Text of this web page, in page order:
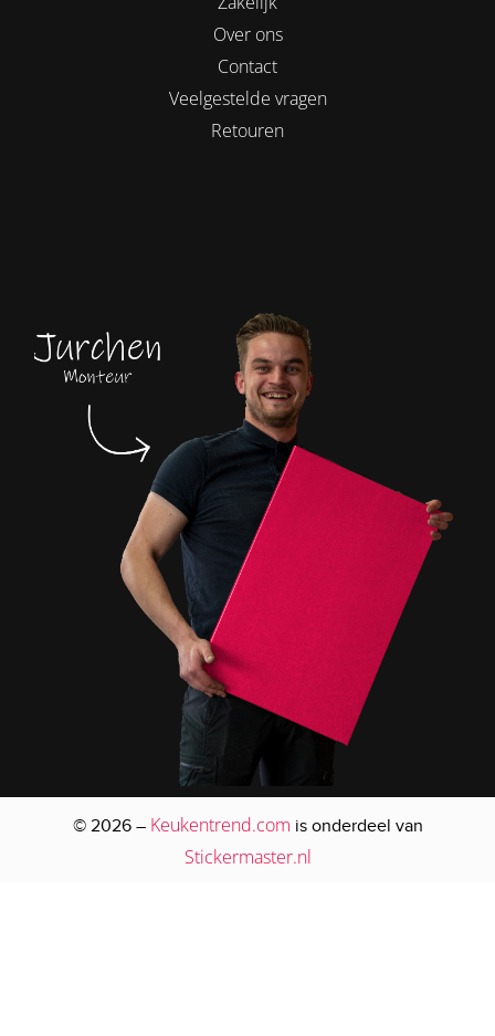
Over ons
Contact
Veelgestelde vragen
Retouren
© 2026 – Keukentrend.com is onderdeel van
Stickermaster.nl